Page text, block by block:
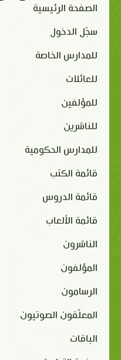
الصفحة الرئيسية
سجّل الدخول
للمدارس الخاصة
للعائلات
للمؤلفين
للناشرين
للمدارس الحكومية
قائمة الكتب
قائمة الدروس
قائمة الألعاب
الناشرون
المؤلفون
الرسامون
المعلّقون الصوتيون
الباقات